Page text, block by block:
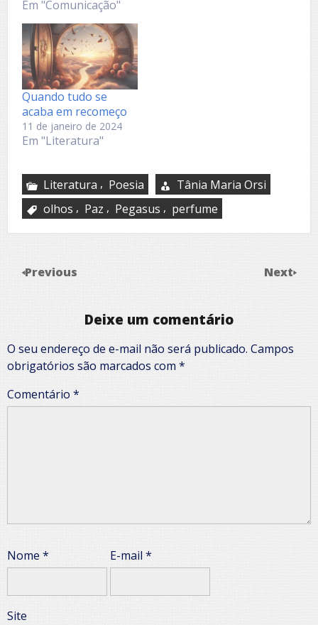
Em "Comunicação"
Quando tudo se
acaba em recomeço
11 de janeiro de 2024
Em "Literatura"
Literatura , Poesia
Tânia Maria Orsi
olhos , Paz , Pegasus , perfume
Previous Next
Deixe um comentário
O seu endereço de e-mail não será publicado. Campos
obrigatórios são marcados com *
Comentário *
Nome * E-mail *
Site